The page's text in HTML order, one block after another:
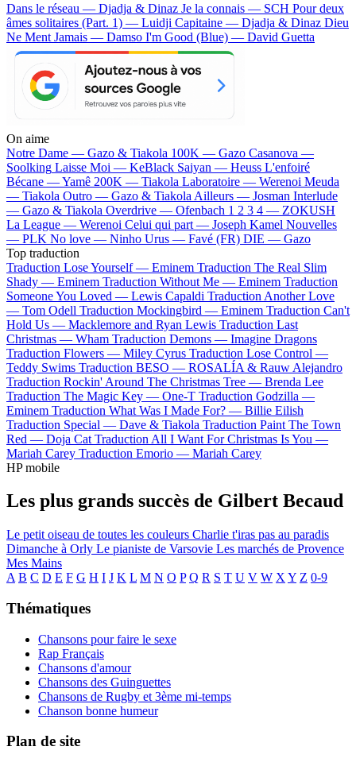
Dans le réseau — Djadja & Dinaz Je la connais — SCH Pour deux
âmes solitaires (Part. 1) — Luidji Capitaine — Djadja & Dinaz Dieu
Ne Ment Jamais — Damso I'm Good (Blue) — David Guetta
On aime
Notre Dame — Gazo & Tiakola 100K — Gazo Casanova —
Soolking Laisse Moi — KeBlack Saiyan — Heuss L'enfoiré
Bécane —Yamê 200K — Tiakola Laboratoire — Werenoi Meuda
— Tiakola Outro — Gazo & Tiakola Ailleurs — Josman Interlude
— Gazo & Tiakola Overdrive — Ofenbach 1 2 3 4 — ZOKUSH
La League — Werenoi Celui qui part — Joseph Kamel Nouvelles
— PLK No love — Ninho Urus — Favé (FR) DIE — Gazo
Top traduction
Traduction Lose Yourself — Eminem Traduction The Real Slim
Shady — Eminem Traduction Without Me — Eminem Traduction
Someone You Loved — Lewis Capaldi Traduction Another Love
— Tom Odell Traduction Mockingbird — Eminem Traduction Can't
Hold Us — Macklemore and Ryan Lewis Traduction Last
Christmas — Wham Traduction Demons — Imagine Dragons
Traduction Flowers — Miley Cyrus Traduction Lose Control —
Teddy Swims Traduction BESO — ROSALÍA & Rauw Alejandro
Traduction Rockin' Around The Christmas Tree — Brenda Lee
Traduction The Magic Key — One-T Traduction Godzilla —
Eminem Traduction What Was I Made For? — Billie Eilish
Traduction Special — Dave & Tiakola Traduction Paint The Town
Red — Doja Cat Traduction All I Want For Christmas Is You —
Mariah Carey Traduction Emorio — Mariah Carey
HP mobile
Les plus grands succès de Gilbert Becaud
Le petit oiseau de toutes les couleurs Charlie t'iras pas au paradis
Dimanche à Orly Le pianiste de Varsovie Les marchés de Provence
Mes Mains
A B C D E F G H I J K L M N O P Q R S T U V W X Y Z 0-9
Thématiques
Chansons pour faire le sexe
Rap Français
Chansons d'amour
Chansons des Guinguettes
Chansons de Rugby et 3ème mi-temps
Chanson bonne humeur
Plan de site